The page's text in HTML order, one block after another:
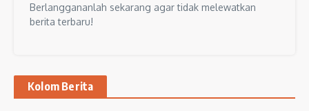
Berlanggananlah sekarang agar tidak melewatkan
berita terbaru!
Kolom Berita